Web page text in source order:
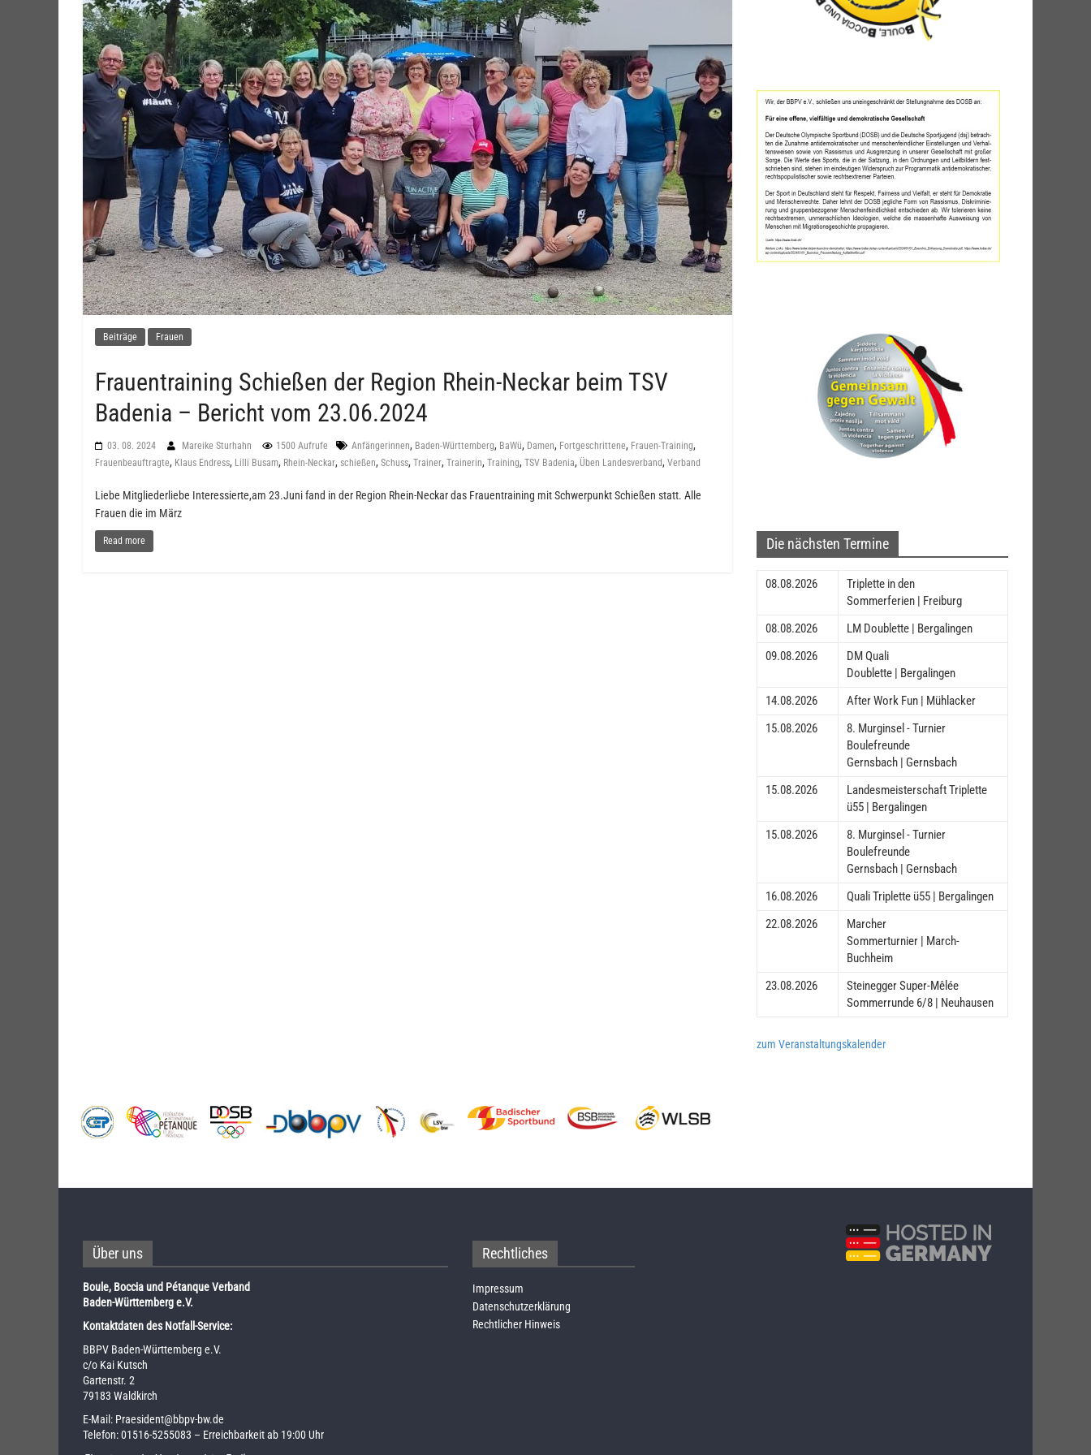
Beiträge Frauen
Frauentraining Schießen der Region Rhein-Neckar beim TSV
Badenia – Bericht vom 23.06.2024
03. 08. 2024 Mareike Sturhahn 1500 Aufrufe Anfängerinnen, Baden-Württemberg, BaWü, Damen, Fortgeschrittene, Frauen-Training,
Frauenbeauftragte, Klaus Endress, Lilli Busam, Rhein-Neckar, schießen, Schuss, Trainer, Trainerin, Training, TSV Badenia, Üben Landesverband, Verband
Liebe Mitgliederliebe Interessierte,am 23.Juni fand in der Region Rhein-Neckar das Frauentraining mit Schwerpunkt Schießen statt. Alle
Frauen die im März
Read more Die nächsten Termine
08.08.2026
Triplette in den
Sommerferien | Freiburg
08.08.2026
LM Doublette | Bergalingen
09.08.2026
DM Quali
Doublette | Bergalingen
14.08.2026
After Work Fun | Mühlacker
15.08.2026
8. Murginsel - Turnier
Boulefreunde
Gernsbach | Gernsbach
15.08.2026
Landesmeisterschaft Triplette
ü55 | Bergalingen
15.08.2026
8. Murginsel - Turnier
Boulefreunde
Gernsbach | Gernsbach
16.08.2026
Quali Triplette ü55 | Bergalingen
22.08.2026
Marcher
Sommerturnier | March-
Buchheim
23.08.2026
Steinegger Super-Mêlée
Sommerrunde 6/8 | Neuhausen
zum Veranstaltungskalender
Über uns
Boule, Boccia und Pétanque Verband
Baden-Württemberg e.V.
Kontaktdaten des Notfall-Service:
BBPV Baden-Württemberg e.V.
c/o Kai Kutsch
Gartenstr. 2
79183 Waldkirch
E-Mail: Praesident@bbpv-bw.de
Telefon:01516-5255083 – Erreichbarkeit ab 19:00 Uhr
Rechtliches
Impressum
Datenschutzerklärung
Rechtlicher Hinweis